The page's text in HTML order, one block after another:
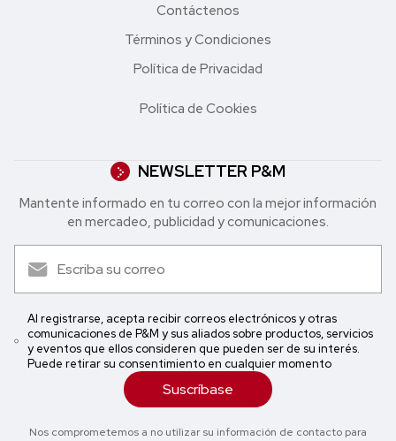
Contáctenos
Términos y Condiciones
Política de Privacidad
Política de Cookies
NEWSLETTER P&M
Mantente informado en tu correo con la mejor in formación
en mercadeo, publicidad y comunicaciones.
Al registrarse, acepta recibir correos electrónicos y otras
comunicaciones de P&M y sus aliados sobre productos, servicios
y eventos que ellos consideren que pueden ser de su interés.
Puede retirar su consentimiento en cualquier momento
Suscríbase
Nos comprometemos a no utilizar su información de contacto para